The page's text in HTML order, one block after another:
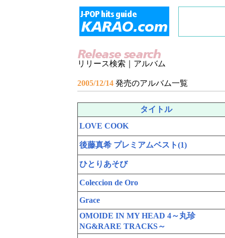
リリース検索｜アルバム
2005/12/14 発売のアルバム一覧
タイトル
LOVE COOK
後藤真希 プレミアムベスト(1)
ひとりあそび
Coleccion de Oro
Grace
OMOIDE IN MY HEAD 4～丸珍
NG&RARE TRACKS～